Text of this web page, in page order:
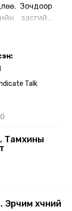
Зочдоор
засгийн
хариуцсан
Т.Отгонбаяр,
хөгжлийн
Talk
0
Тамхины
хүчний